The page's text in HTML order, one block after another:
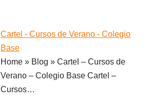
Cartel - Cursos de Verano - Colegio
Base
Home » Blog » Cartel – Cursos de
Verano – Colegio Base Cartel –
Cursos…